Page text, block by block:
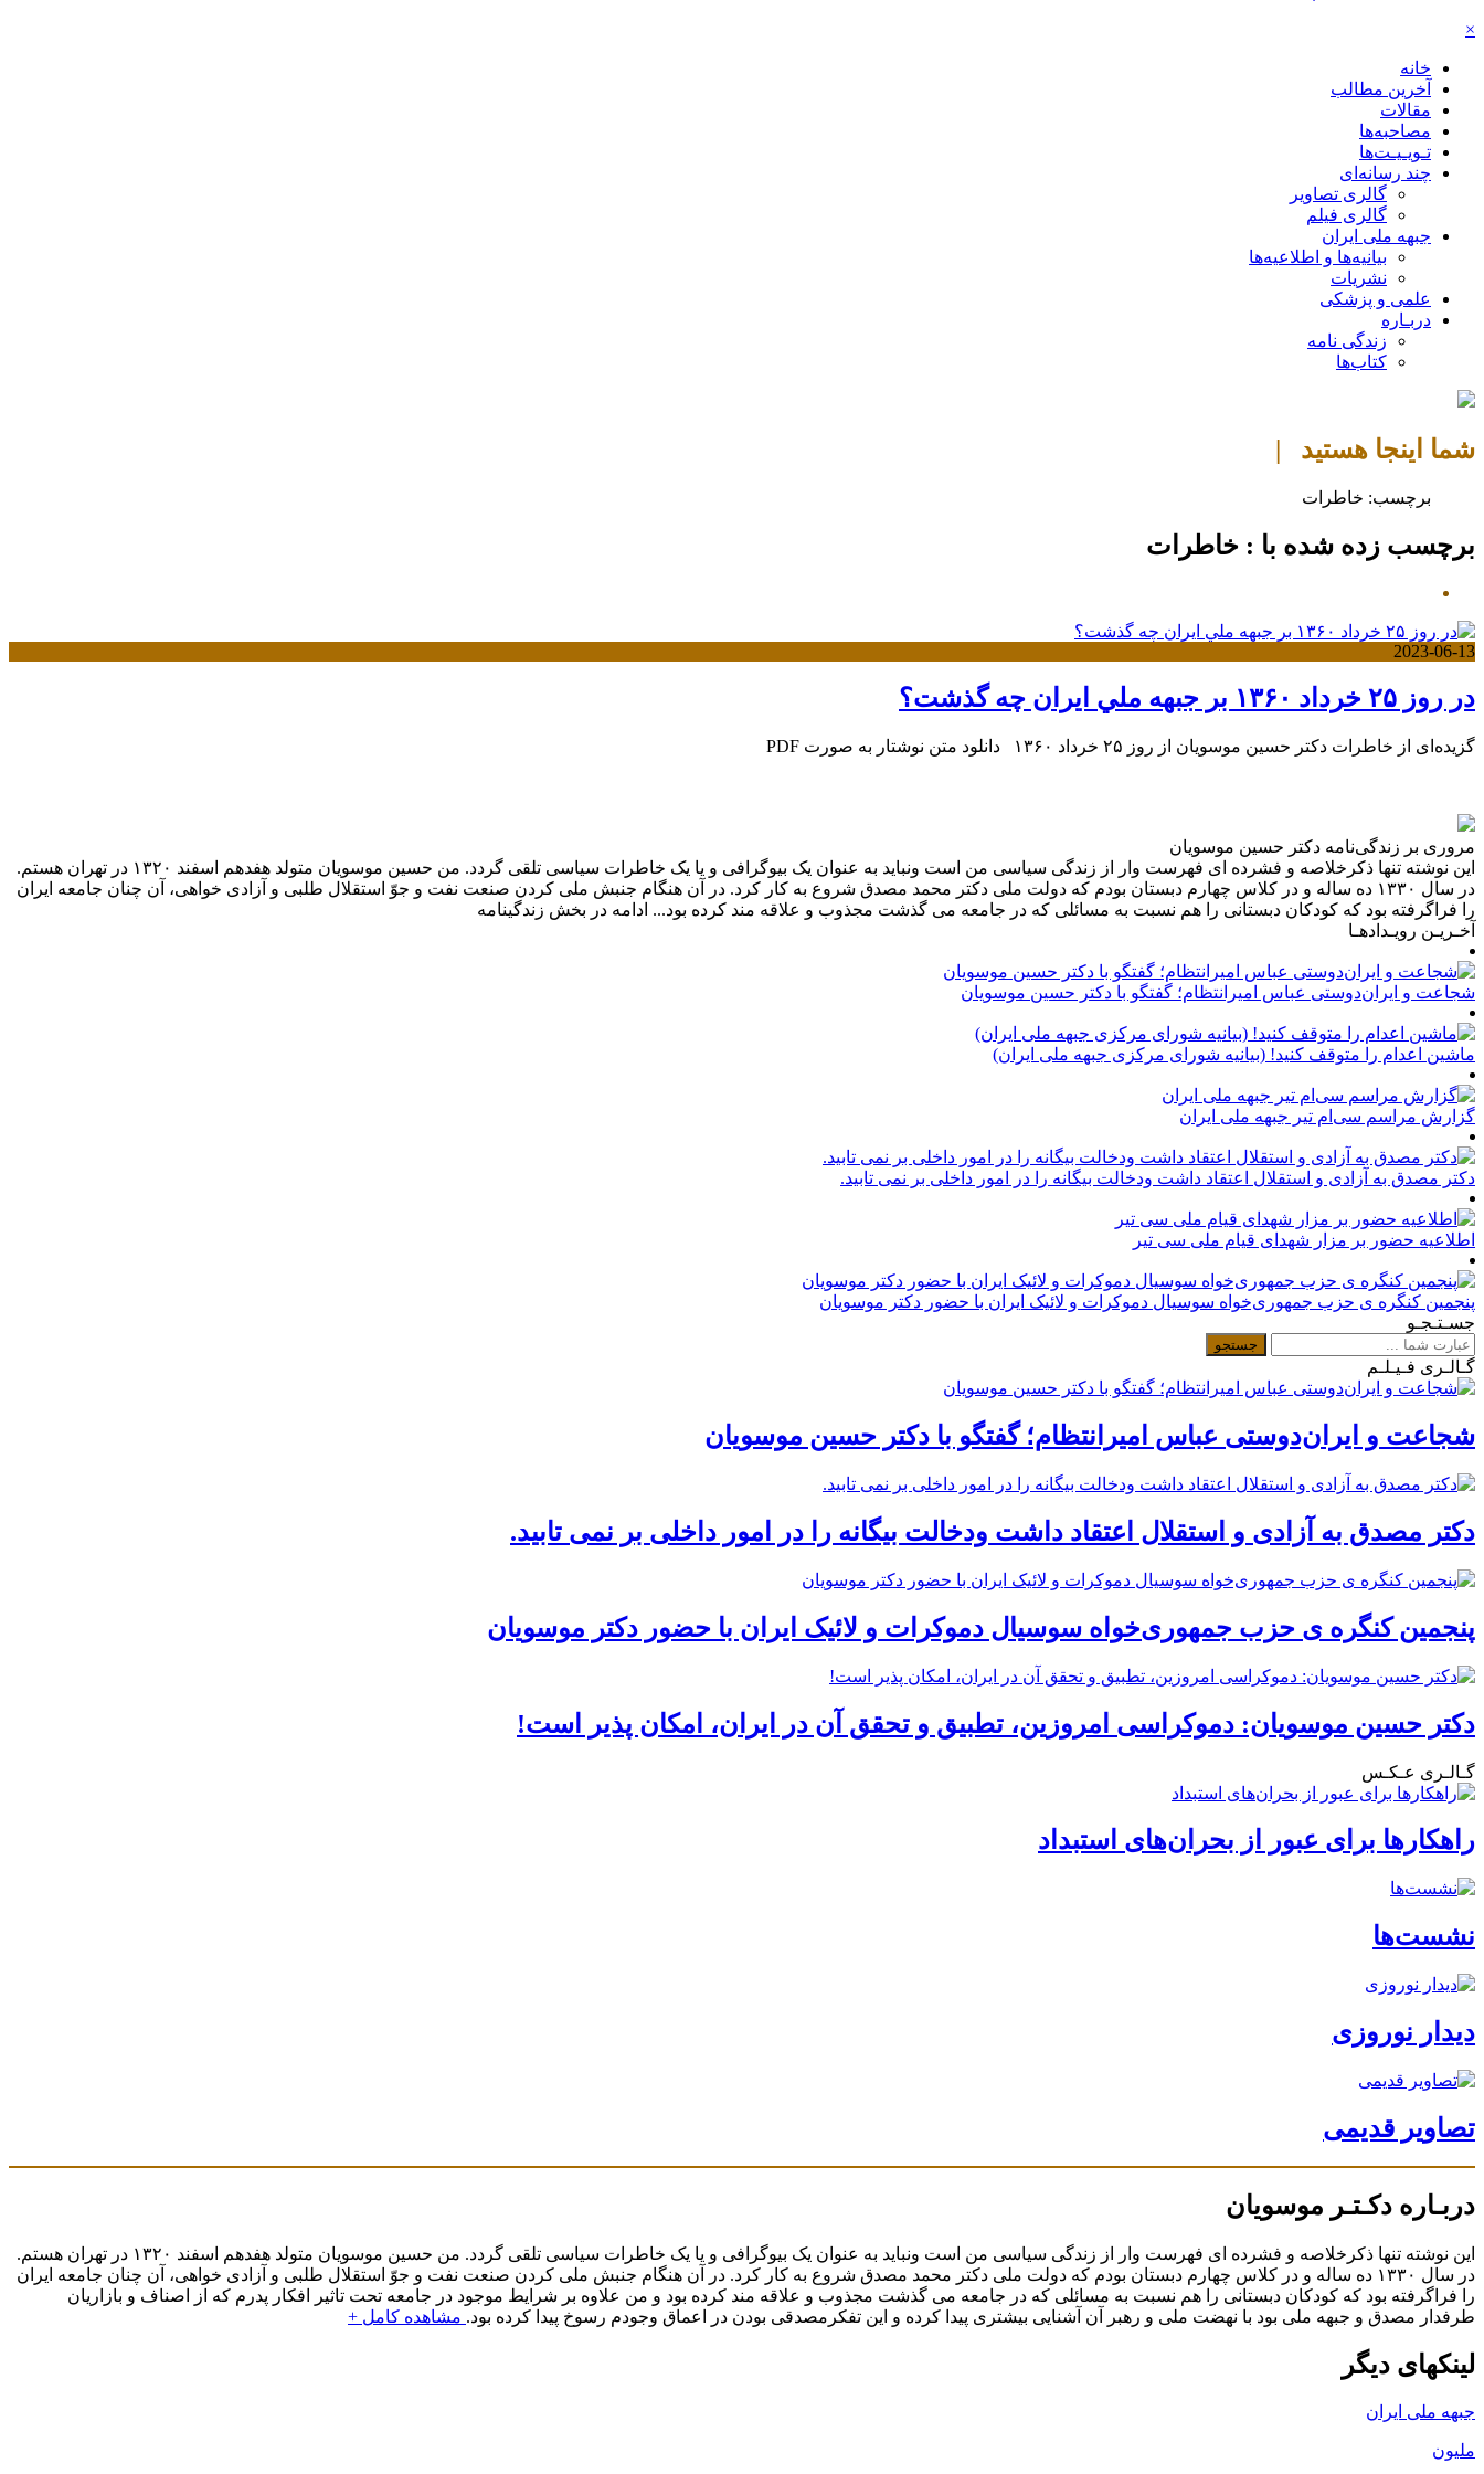
×
خانه
آخرین مطالب
مقالات
مصاحبه‌ها
تـویـیـت‌ها
چند رسانه‌ای
گالری تصاویر
گالری فیلم
جبهه ملی ایران
بیانیه‌ها و اطلاعیه‌ها
نشریات
علمی و پزشکی
دربـاره
زندگی نامه
کتاب‌ها
شما اینجا هستید |
برچسب: خاطرات
برچسب زده شده با : خاطرات
2023-06-13
ﺩﺭ ﺭﻭﺯ ۲۵ ﺧﺮﺩﺍﺩ ۱۳۶۰ ﺑﺮ ﺟﺒﻬﻪ ﻣﻠﻲ ﺍﻳﺮﺍﻥ چه گذشت؟
گزیده‌ای از خاطرات دکتر حسین موسویان از روز ۲۵ خرداد ۱۳۶۰ دانلود متن نوشتار به صورت PDF
مروری بر زندگی‌نامه دکتر حسین موسویان
این نوشته تنها ذکرخلاصه و فشرده ای فهرست وار از زندگی سیاسی من است ونباید به عنوان یک بیوگرافی و یا یک خاطرات سیاسی تلقی گردد. من حسین موسویان متولد هفدهم اسفند ۱۳۲۰ در تهران هستم.
در سال ۱۳۳۰ ده ساله و در کلاس چهارم دبستان بودم که دولت ملی دکتر محمد مصدق شروع به کار کرد. در آن هنگام جنبش ملی کردن صنعت نفت و جوّ استقلال طلبی و آزادی خواهی، آن چنان جامعه ایران
را فراگرفته بود که کودکان دبستانی را هم نسبت به مسائلی که در جامعه می گذشت مجذوب و علاقه مند کرده بود... ادامه در بخش زندگینامه
آخـریـن رویـدادهـا
شجاعت و ایران‌دوستی عباس امیرانتظام؛ گفتگو با دکتر حسین موسویان
ماشین اعدام را متوقف کنید! (بیانیه شورای مرکزی جبهه ملی ایران)
گزارش مراسم سی‌ام تیر جبهه ملی ایران
دکتر مصدق به آزادی و استقلال اعتقاد داشت ودخالت بیگانه را در امور داخلی بر نمی تابید.
اطلاعیه حضور بر مزار شهدای قیام ملی سی تیر
پنجمین کنگره ی حزب جمهوری‌خواه سوسیال دموکرات و لائیک ایران با حضور دکتر موسویان
جسـتـجـو
گـالـری فـیـلـم
شجاعت و ایران‌دوستی عباس امیرانتظام؛ گفتگو با دکتر حسین موسویان
دکتر مصدق به آزادی و استقلال اعتقاد داشت ودخالت بیگانه را در امور داخلی بر نمی تابید.
پنجمین کنگره ی حزب جمهوری‌خواه سوسیال دموکرات و لائیک ایران با حضور دکتر موسویان
دکتر حسین موسویان: دموکراسی امروزین، تطبیق و تحقق آن در ایران، امکان پذیر است!
گـالـری عـکـس
راهکارها برای عبور از بحران‌های استبداد
نشست‌ها
دیدار نوروزی
تصاویر قدیمی
دربـاره دکـتـر موسویان
این نوشته تنها ذکرخلاصه و فشرده ای فهرست وار از زندگی سیاسی من است ونباید به عنوان یک بیوگرافی و یا یک خاطرات سیاسی تلقی گردد. من حسین موسویان متولد هفدهم اسفند ۱۳۲۰ در تهران هستم.
در سال ۱۳۳۰ ده ساله و در کلاس چهارم دبستان بودم که دولت ملی دکتر محمد مصدق شروع به کار کرد. در آن هنگام جنبش ملی کردن صنعت نفت و جوّ استقلال طلبی و آزادی خواهی، آن چنان جامعه ایران
را فراگرفته بود که کودکان دبستانی را هم نسبت به مسائلی که در جامعه می گذشت مجذوب و علاقه مند کرده بود و من علاوه بر شرایط موجود در جامعه تحت تاثیر افکار پدرم که از اصناف و بازاریان
طرفدار مصدق و جبهه ملی بود با نهضت ملی و رهبر آن آشنایی بیشتری پیدا کرده و این تفکرمصدقی بودن در اعماق وجودم رسوخ پیدا کرده بود. مشاهده کامل +
لینکهای دیگر
جبهه ملی ایران
ملیون